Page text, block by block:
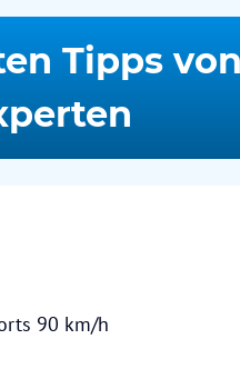
Tipps
90 km/h